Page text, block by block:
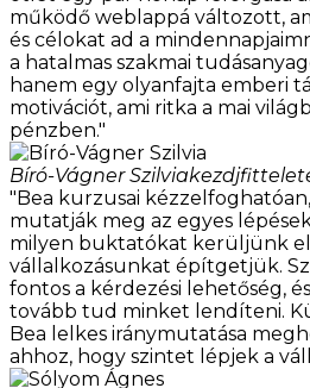
működő weblappá változott,
és célokat ad a
a hatalmas szakmai
hanem egy olyanfajta emberi
motivációt, ami ritka a mai
pénzben."
Bíró-Vágner Szilvia
"Bea kurzusai
mutatják meg az egyes
milyen buktatókat kerüljünk
vállalkozásunkat építgetjük.
fontos a kérdezési lehetőség,
tovább tud minket lendíteni.
Bea lelkes iránymutatása
ahhoz, hogy szintet lépjek a